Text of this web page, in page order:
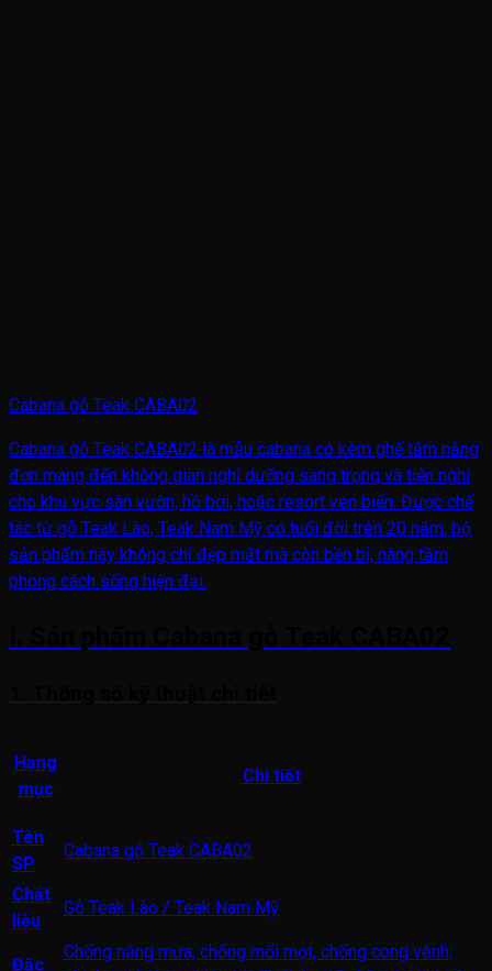
Cabana gỗ Teak CABA02
Cabana gỗ Teak CABA02 là mẫu cabana có kèm ghế tắm nắng
đơn mang đến không gian nghỉ dưỡng sang trọng và tiện nghi
cho khu vực sân vườn, hồ bơi, hoặc resort ven biển. Được chế
tác từ gỗ Teak Lào, Teak Nam Mỹ có tuổi đời trên 20 năm, bộ
sản phẩm này không chỉ đẹp mắt mà còn bền bỉ, nâng tầm
phong cách sống hiện đại.
Hạng
mục
Chi tiết
Tên
SP
Cabana gỗ Teak CABA02
Chất
liệu
Gỗ Teak Lào / Teak Nam Mỹ
Đặc
Chống nắng mưa, chống mối mọt, chống cong vênh;